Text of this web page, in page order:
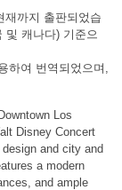
까지 출판되었습
및 캐나다) 기준으
하여 번역되었으며,
Los
Disney Concert
and city and
a modern
and ample